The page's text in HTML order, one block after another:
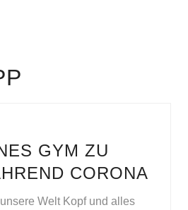
GYM ZU
CORONA
Welt Kopf und alles